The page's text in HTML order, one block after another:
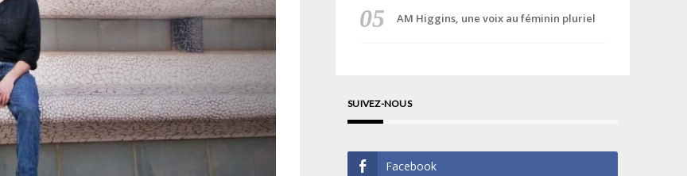
AM Higgins, une voix au féminin pluriel
SUIVEZ-NOUS
Facebook